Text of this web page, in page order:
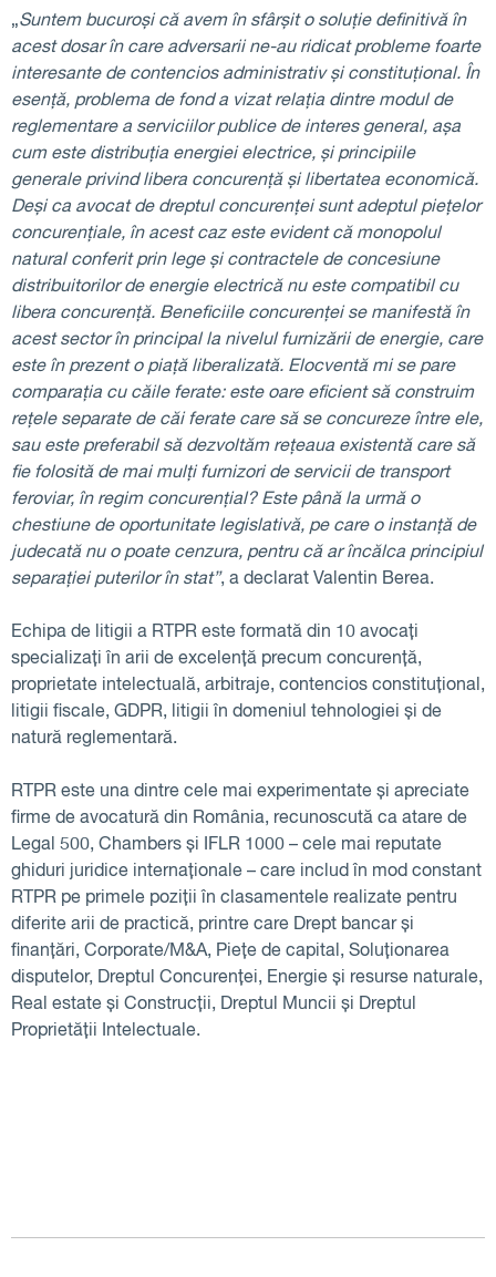
„Suntem bucuroși că avem în sfârșit o soluție definitivă în
acest dosar în care adversarii ne-au ridicat probleme foarte
interesante de contencios administrativ și constituțional. În
esență, problema de fond a vizat relația dintre modul de
reglementare a serviciilor publice de interes general, așa
cum este distribuția energiei electrice, și principiile
generale privind libera concurență și libertatea economică.
Deși ca avocat de dreptul concurenței sunt adeptul piețelor
concurențiale, în acest caz este evident că monopolul
natural conferit prin lege și contractele de concesiune
distribuitorilor de energie electrică nu este compatibil cu
libera concurență. Beneficiile concurenței se manifestă în
acest sector în principal la nivelul furnizării de energie, care
este în prezent o piață liberalizată. Elocventă mi se pare
comparația cu căile ferate: este oare eficient să construim
rețele separate de căi ferate care să se concureze între ele,
sau este preferabil să dezvoltăm rețeaua existentă care să
fie folosită de mai mulți furnizori de servicii de transport
feroviar, în regim concurențial? Este până la urmă o
chestiune de oportunitate legislativă, pe care o instanță de
judecată nu o poate cenzura, pentru că ar încălca principiul
separației puterilor în stat”, a declarat Valentin Berea.
Echipa de litigii a RTPR este formată din 10 avocați
specializați în arii de excelență precum concurență,
proprietate intelectuală, arbitraje, contencios constituțional,
litigii fiscale, GDPR, litigii în domeniul tehnologiei și de
natură reglementară.
RTPR este una dintre cele mai experimentate și apreciate
firme de avocatură din România, recunoscută ca atare de
Legal 500, Chambers și IFLR 1000 – cele mai reputate
ghiduri juridice internaționale – care includ în mod constant
RTPR pe primele poziții în clasamentele realizate pentru
diferite arii de practică, printre care Drept bancar și
finanțări, Corporate/M&A, Piețe de capital, Soluționarea
disputelor, Dreptul Concurenței, Energie și resurse naturale,
Real estate și Construcții, Dreptul Muncii și Dreptul
Proprietății Intelectuale.